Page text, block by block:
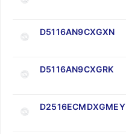
D5116AN9CXGXN
D5116AN9CXGRK
D2516ECMDXGMEY